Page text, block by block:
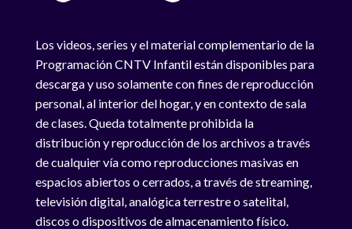
Los videos, series y el material complementario de la
Programación CNTV Infantil están disponibles para
descarga y uso solamente con fines de reproducción
personal, al interior del hogar, y en contexto de sala
de clases. Queda totalmente prohibida la
distribución y reproducción de los archivos a través
de cualquier vía como reproducciones masivas en
espacios abiertos o cerrados, a través de streaming,
televisión digital, analógica terrestre o satelital,
discos o dispositivos de almacenamiento físico.